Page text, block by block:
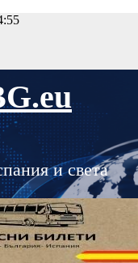
и света